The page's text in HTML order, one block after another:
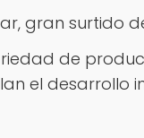
gran surtido
de
el desarrollo